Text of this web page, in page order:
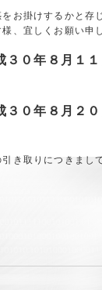
お掛けするかと存
、宜しくお願い申
３０年８月１
３０年８月２
き取りにつきまし